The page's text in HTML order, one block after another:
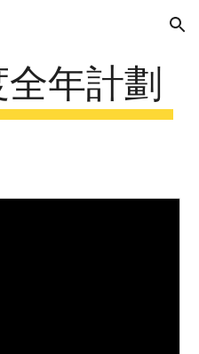
Skip to navigation
全年計劃